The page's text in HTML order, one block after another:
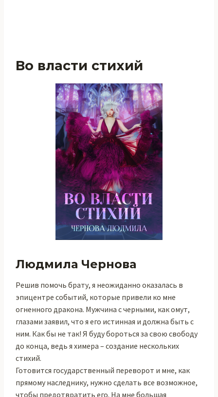
Во власти стихий
Людмила Чернова
Решив помочь брату, я неожиданно оказалась в
эпицентре событий, которые привели ко мне
огненного дракона. Мужчина с черными, как омут,
глазами заявил, что я его истинная и должна быть с
ним. Как бы не так! Я буду бороться за свою свободу
до конца, ведь я химера – создание нескольких
стихий.
Готовится государственный переворот и мне, как
прямому наследнику, нужно сделать все возможное,
чтобы предотвратить его. На мне большая